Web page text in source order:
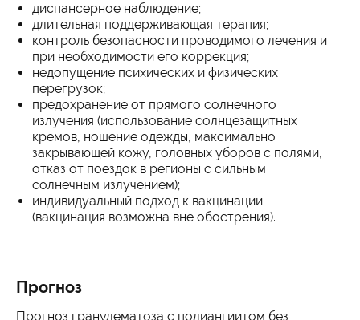
диспансерное наблюдение;
длительная поддерживающая терапия;
контроль безопасности проводимого лечения и
при необходимости его коррекция;
недопущение психических и физических
перегрузок;
предохранение от прямого солнечного
излучения (использование солнцезащитных
кремов, ношение одежды, максимально
закрывающей кожу, головных уборов с полями,
отказ от поездок в регионы с сильным
солнечным излучением);
индивидуальный подход к вакцинации
(вакцинация возможна вне обострения).
Прогноз
Прогноз гранулематоза с полиангиитом без